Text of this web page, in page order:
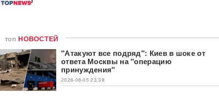
топ НОВОСТЕЙ
"Атакуют все подряд": Киев в шоке от
ответа Москвы на "операцию
принуждения"
2026-08-05 23:38